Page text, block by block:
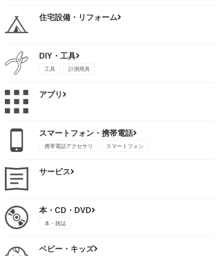
住宅設備・リフォーム
DIY・工具
工具 計測用具
アプリ
スマートフォン・携帯電話
携帯電話アクセサリ スマートフォン
サービス
本・CD・DVD
本・雑誌
ベビー・キッズ